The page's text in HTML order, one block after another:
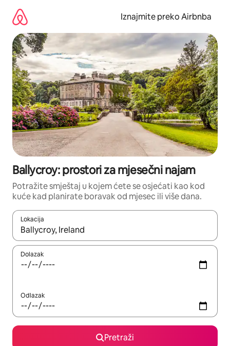
sadržaj
Iznajmite preko Airbnba
Ballycroy: prostori za mjesečni najam
Potražite smještaj u kojem ćete se osjećati kao kod
kuće kad planirate boravak od mjesec ili više dana.
Lokacija
Kada budu dostupni rezultati, moći ćete ih pregledati
Dolazak
Odlazak
Pretraži